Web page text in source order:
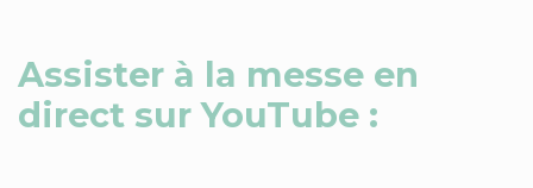
Assister à la messe en
direct sur YouTube :